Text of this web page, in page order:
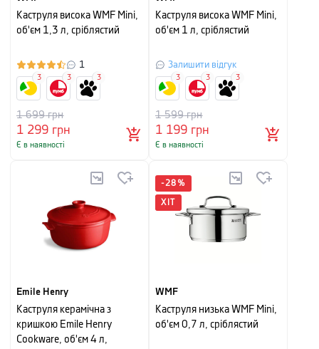
Каструля висока WMF Mini,
об'єм 1,3 л, сріблястий
1
1 299 грн
1 699грн
Є в наявності
3 3 3
Каструля висока WMF Mini,
об'єм 1 л, сріблястий
Залишити відгук
1 199 грн
1 599грн
Є в наявності
3 3 3
Emile Henry
Каструля керамічна з
кришкою Emile Henry
Cookware, об'єм 4 л,
-28 %
ХІТ
WMF
Каструля низька WMF Mini,
об'єм 0,7 л, сріблястий